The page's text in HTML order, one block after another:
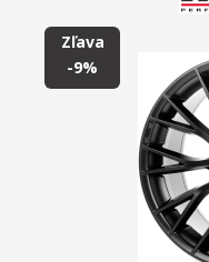
Zľava
-9%